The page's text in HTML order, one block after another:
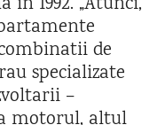
de
specializate
–